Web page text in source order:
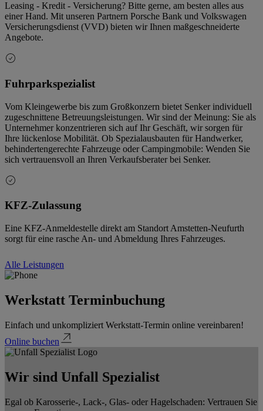
Leasing - Kredit - Versicherung? Bitte gerne, am besten alles aus
einer Hand. Mit unseren Partnern Porsche Bank und Volkswagen
Versicherungsdienst (VVD) bieten wir Ihnen maßgeschneiderte
Angebote.
Fuhrparkspezialist
Vom Kleingewerbe bis zum Großkonzern bietet Senker individuell
zugeschnittene Betreuungsleistungen. Wir sind der Meinung: Sie als
Unternehmer konzentrieren sich auf Ihr Geschäft, wir sorgen für
Ihre lückenlose Mobilität. Ob Spezialausbauten für Handwerker,
behindertengerechte Fahrzeuge oder Campingmobile: Wenden Sie
sich vertrauensvoll an Ihren Verkaufsberater bei Senker.
KFZ-Zulassung
Eine KFZ-Anmeldestelle direkt am Standort Amstetten-Neufurth
sorgt für eine rasche An- und Abmeldung Ihres Fahrzeuges.
Alle Leistungen
Werkstatt Terminbuchung
Einfach und unkompliziert Werkstatt-Termin online vereinbaren!
Online buchen
Wir sind Unfall Spezialist
Egal ob Karosserie-, Lack-, Glas- oder Hagelschaden: Vertrauen Sie